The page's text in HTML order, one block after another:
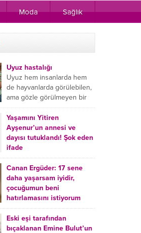
Moda Sağlık
Uyuz hastalığı
Uyuz hem insanlarda hem
de hayvanlarda görülebilen,
ama gözle görülmeyen bir
tür mikroplu böcek
hastalığıdır. Uyuz hastalığı
(Urticaria), deride veya...
Yaşamını Yitiren
Ayşenur’un annesi ve
dayısı tutuklandı! Şok eden
ifade
Burdur’da yatağında ölü
bulunan Ayşenur Kazık’ın (2)
annesi Kader Karadeniz (23)
ile dayısı Hızır Tunç
Çetinkaya (19) tutuklandı.
Çetinkaya, ifadesinde...
Canan Ergüder: 17 sene
daha yaşarsam iyidir,
çocuğumun beni
hatırlamasını istiyorum
Kanser tedavisi gören ünlü
oyuncu Canan Ergüder,
hastalık sürecini anlattı:
Eski eşi tarafından
bıçaklanan Emine Bulut’un